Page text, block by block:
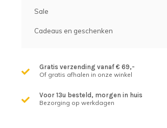
Sale
Cadeaus en geschenken
Gratis verzending vanaf € 69,-
Of gratis afhalen in onze winkel
Voor 13u besteld, morgen in huis
Bezorging op werkdagen